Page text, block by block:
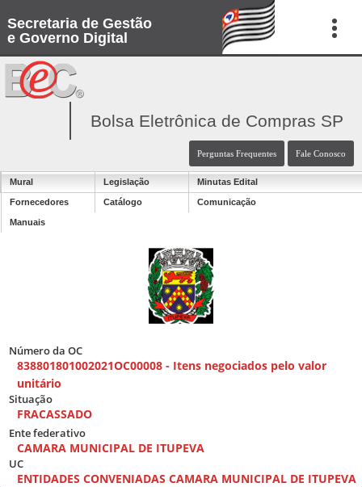
Secretaria de Gestão
e Governo Digital
Bolsa Eletrônica de Compras SP
Perguntas Frequentes Fale Conosco
Mural Legislação Minutas Edital
Fornecedores Catálogo Comunicação
Manuais
Número da OC
838801801002021OC00008 - Itens negociados pelo valor
unitário
Situação
FRACASSADO
Ente federativo
CAMARA MUNICIPAL DE ITUPEVA
UC
ENTIDADES CONVENIADAS CAMARA MUNICIPAL DE ITUPEVA